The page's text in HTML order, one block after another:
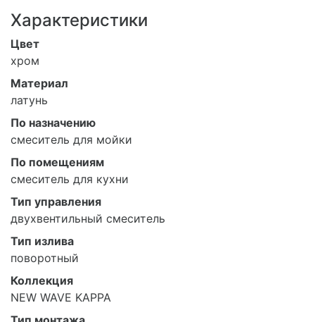
Характеристики
Цвет
хром
Материал
латунь
По назначению
смеситель для мойки
По помещениям
смеситель для кухни
Тип управления
двухвентильный смеситель
Тип излива
поворотный
Коллекция
NEW WAVE KAPPA